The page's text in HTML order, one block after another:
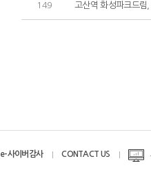
149 고산역 화성파크드
e-사이버감사 CONTACT US